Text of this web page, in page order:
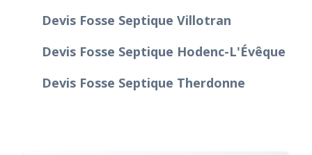
Devis Fosse Septique Villotran
Devis Fosse Septique Hodenc-L'Évêque
Devis Fosse Septique Therdonne